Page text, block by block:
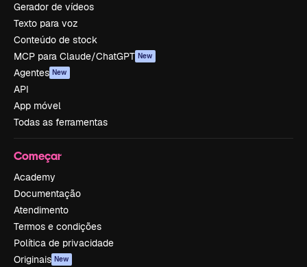
Gerador de vídeos
Texto para voz
Conteúdo de stock
MCP para Claude/ChatGPT New
Agentes New
API
App móvel
Todas as ferramentas
Começar
Academy
Documentação
Atendimento
Termos e condições
Política de privacidade
Originais New